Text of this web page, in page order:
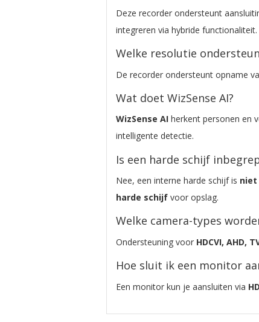
Deze recorder ondersteunt
integreren via hybride functionaliteit.
Welke resolutie
De recorder ondersteunt opname
Wat doet WizSense AI?
WizSense AIherkent personen en
intelligente detectie.
Is een harde schijf
Nee, een interne harde schijf is niet
harde schijfvoor opslag.
Welke camera-types
Ondersteuning voor HDCVI, AHD,
Hoe sluit ik een monitor
Een monitor kun je aansluiten via